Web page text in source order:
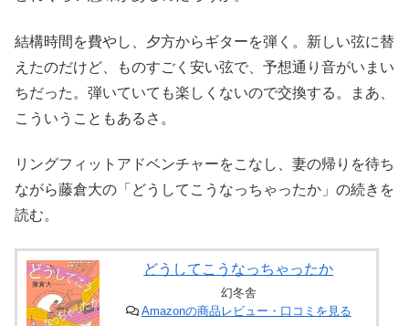
結構時間を費やし、夕方からギターを弾く。新しい弦に替
えたのだけど、ものすごく安い弦で、予想通り音がいまい
ちだった。弾いていても楽しくないので交換する。まあ、
こういうこともあるさ。
リングフィットアドベンチャーをこなし、妻の帰りを待ち
ながら藤倉大の「どうしてこうなっちゃったか」の続きを
読む。
どうしてこうなっちゃったか
幻冬舎
Amazonの商品レビュー・口コミを見る